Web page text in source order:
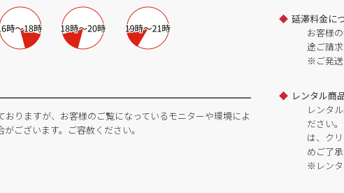
りますが、お客様のご覧になっているモニターや環境によ
ございます。ご容赦ください。
延滞料金に
お客様
途ご請
※ご発送
レンタル商
レンタ
ださい
は、ク
めご了承
※レンタ